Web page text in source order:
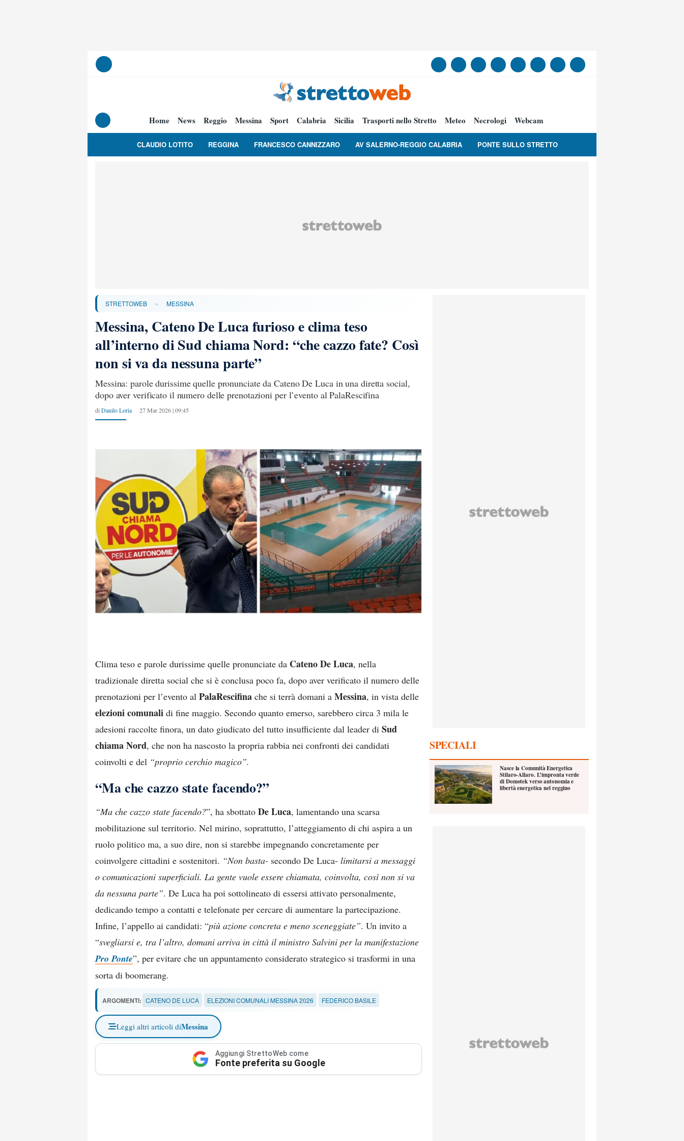
Home News Reggio Messina Sport Calabria Sicilia Trasporti nello Stretto Meteo Necrologi Webcam
CLAUDIO LOTITO REGGINA FRANCESCO CANNIZZARO AV SALERNO-REGGIO CALABRIA PONTE SULLO STRETTO
STRETTOWEB » MESSINA
Messina, Cateno De Luca furioso e clima teso
all’interno di Sud chiama Nord: “che cazzo fate? Così
non si va da nessuna parte”
Messina: parole durissime quelle pronunciate da Cateno De Luca in una diretta social,
dopo aver verificato il numero delle prenotazioni per l’evento al PalaRescifina
di Danilo Loria 27 Mar 2026 | 09:45
Clima teso e parole durissime quelle pronunciate da Cateno De Luca, nella
tradizionale diretta social che si è conclusa poco fa, dopo aver verificato il numero delle
prenotazioni per l’evento al PalaRescifina che si terrà domani a Messina, in vista delle
elezioni comunali di fine maggio. Secondo quanto emerso, sarebbero circa 3 mila le
adesioni raccolte finora, un dato giudicato del tutto insufficiente dal leader di Sud
chiama Nord, che non ha nascosto la propria rabbia nei confronti dei candidati
coinvolti e del “proprio cerchio magico”.
“Ma che cazzo state facendo?”
“Ma che cazzo state facendo?”, ha sbottato De Luca, lamentando una scarsa
mobilitazione sul territorio. Nel mirino, soprattutto, l’atteggiamento di chi aspira a un
ruolo politico ma, a suo dire, non si starebbe impegnando concretamente per
coinvolgere cittadini e sostenitori. “Non basta- secondo De Luca- limitarsi a messaggi
o comunicazioni superficiali. La gente vuole essere chiamata, coinvolta, così non si va
da nessuna parte”. De Luca ha poi sottolineato di essersi attivato personalmente,
dedicando tempo a contatti e telefonate per cercare di aumentare la partecipazione.
Infine, l’appello ai candidati: “più azione concreta e meno sceneggiate”. Un invito a
“svegliarsi e, tra l’altro, domani arriva in città il ministro Salvini per la manifestazione
Pro Ponte”, per evitare che un appuntamento considerato strategico si trasformi in una
sorta di boomerang.
ARGOMENTI: CATENO DE LUCA ELEZIONI COMUNALI MESSINA 2026 FEDERICO BASILE
Leggi altri articoli diMessina
Aggiungi StrettoWeb come
Fonte preferita su Google
SPECIALI
Nasce la Comunità Energetica
Stilaro-Allaro. L’impronta verde
di Domotek verso autonomia e
libertà energetica nel reggino